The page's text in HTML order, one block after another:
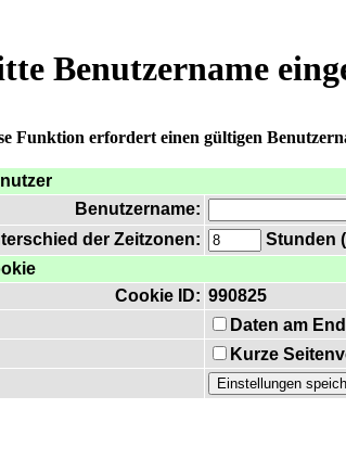
Benutzername
Funktion erfordert einen gültigen
Benutzername:
der Zeitzonen:
Stunden
Cookie ID: 990825
Daten am
Kurze